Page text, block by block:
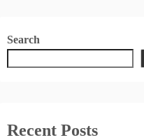
Search
Recent Posts